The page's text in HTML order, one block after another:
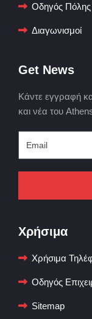
Οδηγός Πόλης
Διαγωνισμοί
Get News
Κάντε εγγραφή
και νέα του
Χρήσιμα
Χρήσιμα
Οδηγός
Sitemap